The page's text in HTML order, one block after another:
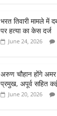
भरत तिवारी मामले में
पर हत्या का केस दर्ज
June 24, 2026
अरुण चौहान होंगे
प्रमुख, अपूर्व सहित
June 20, 2026